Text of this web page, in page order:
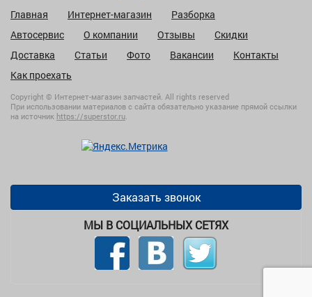
Главная Интернет-магазин
Разборка
Автосервис
О компании Отзывы
Скидки
Доставка
Статьи Фото Вакансии
Контакты
Как проехать
Copyright © Интернет-магазин запчастей. All rights reserved
При использовании материалов с сайта обязательно указание прямой ссылки
на источник https://superstor.ru
Заказать звонок
МЫ В СОЦИАЛЬНЫХ СЕТЯХ